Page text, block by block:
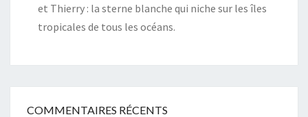
et Thierry : la sterne blanche qui niche sur les îles
tropicales de tous les océans.
COMMENTAIRES RÉCENTS